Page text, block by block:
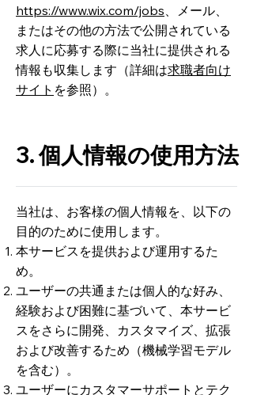
https://www.wix.com/jobs、メール、
またはその他の方法で公開されている
求人に応募する際に当社に提供される
情報も収集します（詳細は求職者向け
サイト を参照）。
3. 個人情報の使用方法
当社は、お客様の個人情報を、以下の
目的のために使用します。
本サービスを提供および運用するた
め。
ユーザーの共通または個人的な好み、
経験および困難に基づいて、本サービ
スをさらに開発、カスタマイズ、拡張
および改善するため（機械学習モデル
を含む）。
ユーザーにカスタマーサポートとテク